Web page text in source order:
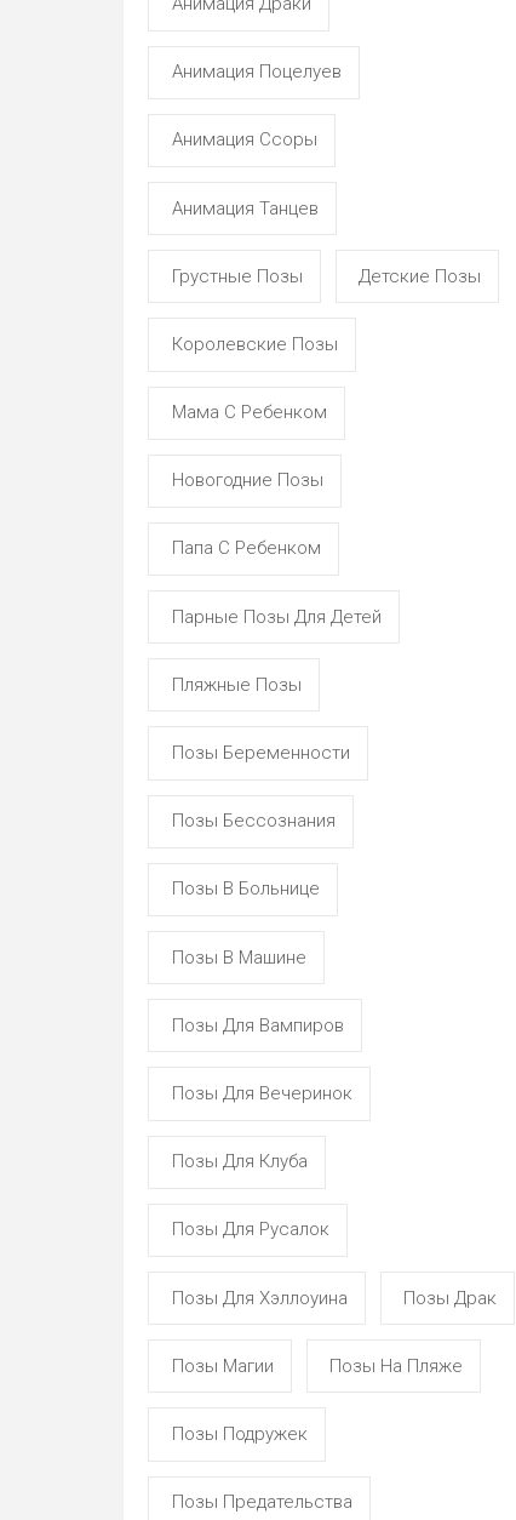
Анимация Поцелуев
Анимация Ссоры
Анимация Танцев
Грустные Позы Детские Позы
Королевские Позы
Мама С Ребенком
Новогодние Позы
Папа С Ребенком
Парные Позы Для Детей
Пляжные Позы
Позы Беременности
Позы Бессознания
Позы В Больнице
Позы В Машине
Позы Для Вампиров
Позы Для Вечеринок
Позы Для Клуба
Позы Для Русалок
Позы Для Хэллоуина Позы Драк
Позы Магии Позы На Пляже
Позы Подружек
Позы Предательства